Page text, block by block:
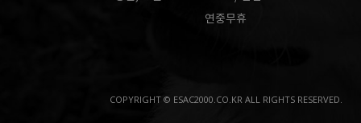
연중무휴
COPYRIGHT © ESAC2000.CO.KR ALL RIGHTS RESERVED.